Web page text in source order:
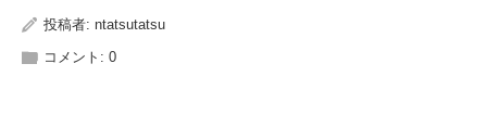
投稿者: ntatsutatsu
コメント: 0